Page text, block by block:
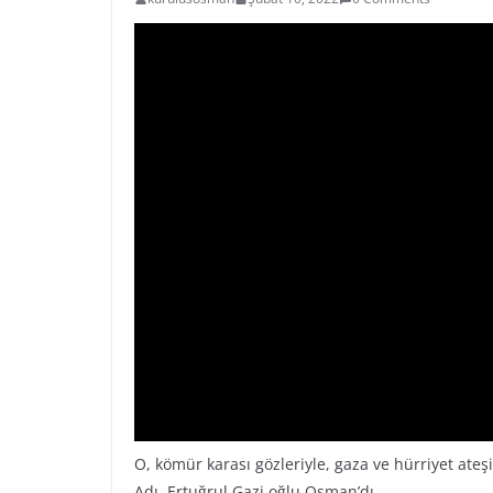
O, kömür karası gözleriyle, gaza ve hürriyet